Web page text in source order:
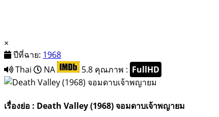
×
ปีที่ฉาย: 1968
Thai
NA 5.8 คุณภาพ : FullHD
เรื่องย่อ : Death Valley (1968) จอมดาบเจ้าพญายม